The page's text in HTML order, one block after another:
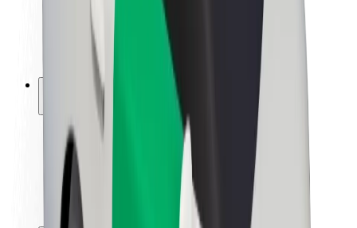
მედია
ურბანული ფონდი
უსაფრთხოება
მგზავრების უსაფრთხოება
მძღოლების უსაფრთხოება
სკუტერის უსაფრთხოება
უსაფრთხოება